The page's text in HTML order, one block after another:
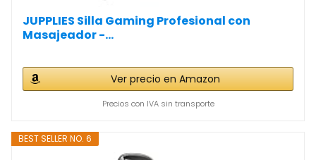
JUPPLIES Silla Gaming Profesional con
Masajeador -...
Ver precio en Amazon
Precios con IVA sin transporte
BEST SELLER NO. 6